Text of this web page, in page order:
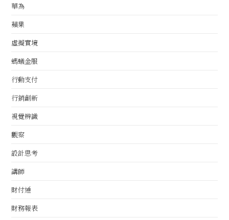
華為
蘋果
虛擬實境
螞蟻金服
行動支付
行銷創新
視覺辨識
觀察
設計思考
講師
財付通
財務報表